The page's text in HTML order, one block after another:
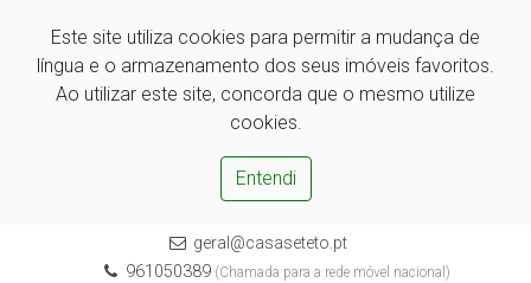
Este site utiliza cookies para permitir a mudança de
língua e o armazenamento dos seus imóveis favoritos.
Ao utilizar este site, concorda que o mesmo utilize
cookies.
Entendi
geral@casaseteto.pt
961050389 (Chamada para a rede móvel nacional)